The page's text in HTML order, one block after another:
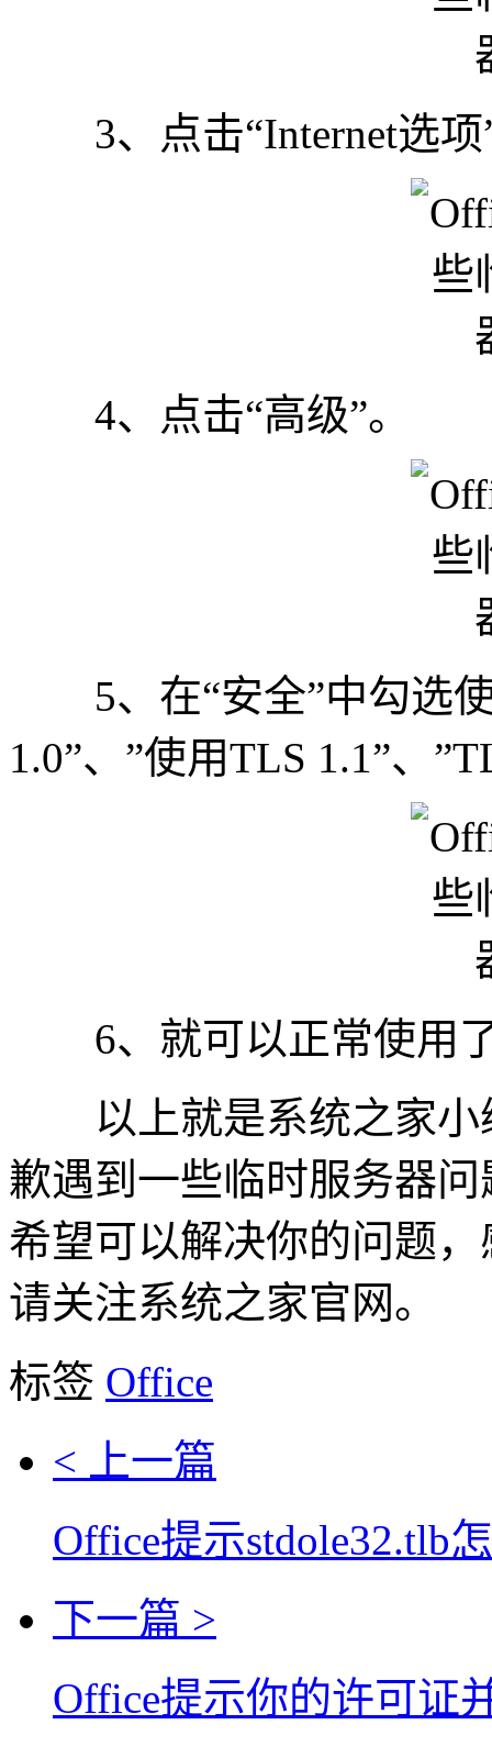
3、点击“Internet选项
4、点击“高级”。
5、在“安全”中勾选使
1.0”、”使用TLS 1.1”、
6、就可以正常使用
以上就是系统之家小
歉遇到一些临时服务器
希望可以解决你的问题
请关注系统之家官网。
标签 Office
< 上一篇
Office提示stdole32.tlb
下一篇 >
Office提示你的许可证